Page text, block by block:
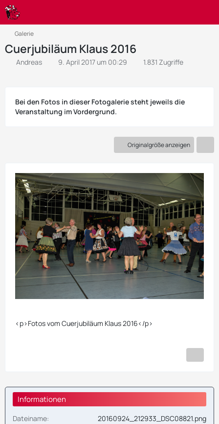
Galerie
Cuerjubiläum Klaus 2016
Andreas 9. April 2017 um 00:29 1.831 Zugriffe
Bei den Fotos in dieser Fotogalerie steht jeweils die
Veranstaltung im Vordergrund.
Originalgröße anzeigen
<p>Fotos vom Cuerjubiläum Klaus 2016</p>
Informationen
Dateiname
20160924_212933_DSC08821.png